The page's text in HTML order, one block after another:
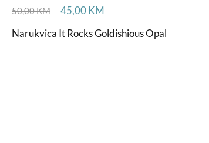
50,00KM 45,00KM
Narukvica It Rocks Goldishious Opal